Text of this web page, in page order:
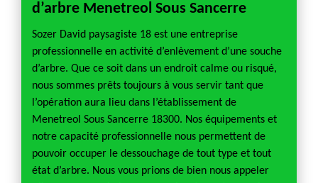
d’arbre Menetreol Sous Sancerre
Sozer David paysagiste 18 est une entreprise
professionnelle en activité d’enlèvement d’une souche
d’arbre. Que ce soit dans un endroit calme ou risqué,
nous sommes prêts toujours à vous servir tant que
l’opération aura lieu dans l’établissement de
Menetreol Sous Sancerre 18300. Nos équipements et
notre capacité professionnelle nous permettent de
pouvoir occuper le dessouchage de tout type et tout
état d’arbre. Nous vous prions de bien nous appeler